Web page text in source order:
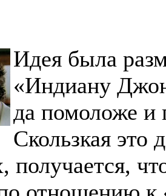
Идея была
«Индиану
да помоложе и
Скользкая
получается,